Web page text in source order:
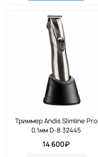
Триммер Andis Slimline Pro
0.1мм D-8 32445
14 600₽